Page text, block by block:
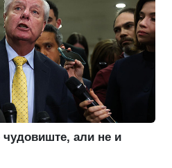
чудовиште, али не и